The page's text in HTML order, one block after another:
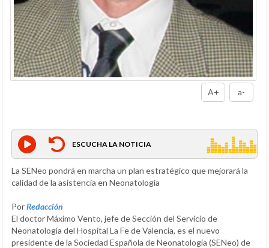
A+ a-
ESCUCHA LA NOTICIA
La SENeo pondrá en marcha un plan estratégico que mejorará la
calidad de la asistencia en Neonatología
PorRedacción
El doctor Máximo Vento, jefe de Sección del Servicio de
Neonatología del Hospital La Fe de Valencia, es el nuevo
presidente de la Sociedad Española de Neonatología (SENeo) de